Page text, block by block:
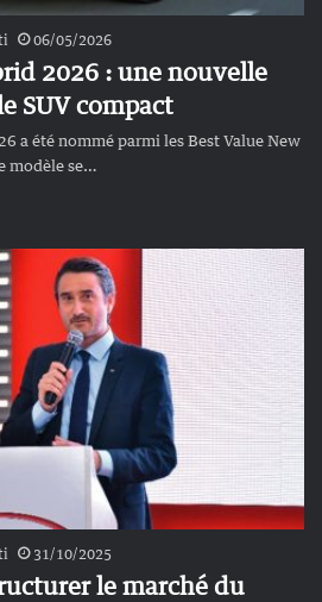
06/05/2026
2026 : une nouvelle
SUV compact
a été nommé parmi les Best Value New
modèle se…
31/10/2025
le marché du